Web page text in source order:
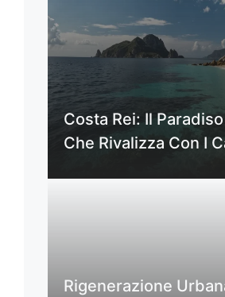
Costa Rei: Il
Che Rivalizza Con I
Rigenerazione